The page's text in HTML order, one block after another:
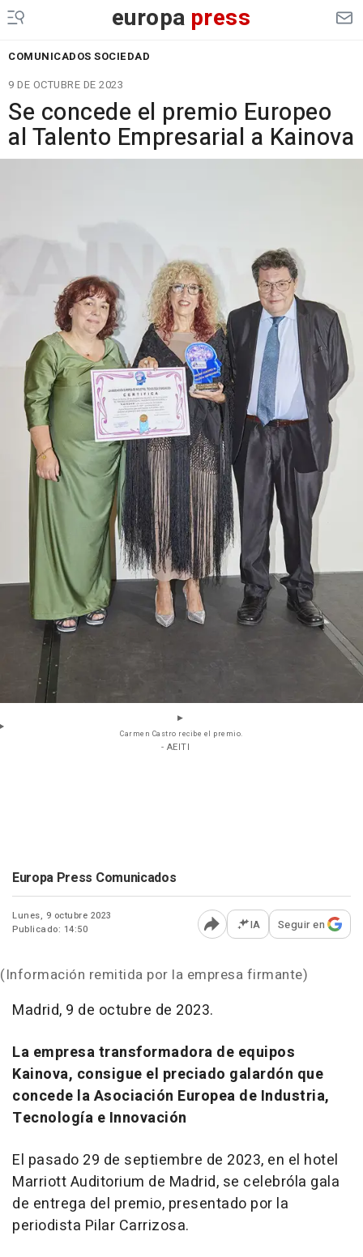
europa press
COMUNICADOS SOCIEDAD
9 DE OCTUBRE DE 2023
Se concede el premio Europeo
al Talento Empresarial a Kainova
Carmen Castro recibe el premio.
- AEITI
Europa Press Comunicados
Lunes, 9 octubre 2023
Publicado: 14:50
Abrir opciones para
IA Seguir en
(Información remitida por la empresa firmante)
Madrid, 9 de octubre de 2023.
La empresa transformadora de equipos
Kainova, consigue el preciado galardón que
concede la Asociación Europea de Industria,
Tecnología e Innovación
El pasado 29 de septiembre de 2023, en el hotel
Marriott Auditorium de Madrid, se celebróla gala
de entrega del premio, presentado por la
periodista Pilar Carrizosa.